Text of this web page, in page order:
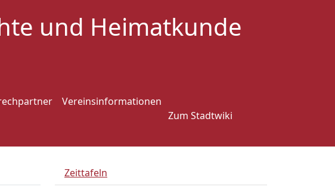
und Heimatkunde
Vereinsinformationen
Zum Stadtwiki
Zeittafeln